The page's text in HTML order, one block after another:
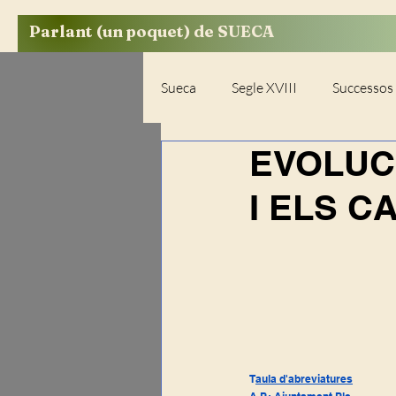
Parlant (un poquet) de SUECA
Sueca Segle XVIII Successos
Diccionaris
Buidatges de documents
I ELS
Taula d'abreviatures